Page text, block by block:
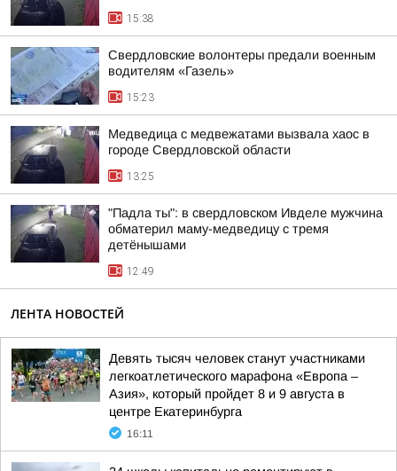
15:38
Свердловские волонтеры предали военным
водителям «Газель»
15:23
Медведица с медвежатами вызвала хаос в
городе Свердловской области
13:25
"Падла ты": в свердловском Ивделе мужчина
обматерил маму-медведицу с тремя
детёнышами
12:49
ЛЕНТА НОВОСТЕЙ
Девять тысяч человек станут участниками
легкоатлетического марафона «Европа –
Азия», который пройдет 8 и 9 августа в
центре Екатеринбурга
16:11